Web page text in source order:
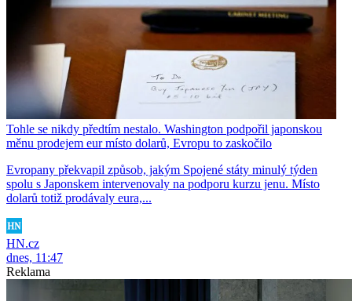
Tohle se nikdy předtím nestalo. Washington podpořil japonskou
měnu prodejem eur místo dolarů, Evropu to zaskočilo
Evropany překvapil způsob, jakým Spojené státy minulý týden
spolu s Japonskem intervenovaly na podporu kurzu jenu. Místo
dolarů totiž prodávaly eura,...
HN.cz
dnes, 11:47
Reklama